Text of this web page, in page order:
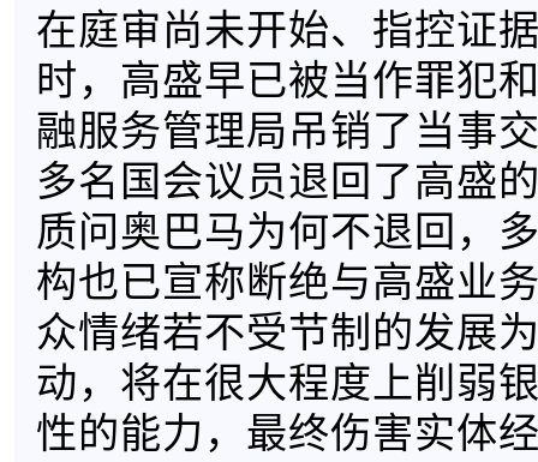
在庭审尚未开始、指控证
时，高盛早已被当作罪犯
融服务管理局吊销了当事
多名国会议员退回了高盛
质问奥巴马为何不退回，
构也已宣称断绝与高盛业
众情绪若不受节制的发展
动，将在很大程度上削弱
性的能力，最终伤害实体